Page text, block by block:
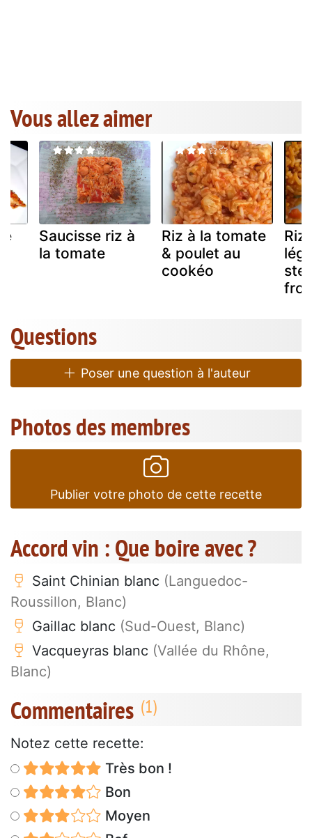
Vous allez aimer
Saucisse riz à
la tomate
Riz à la tomate
& poulet au
cookéo
Riz
Questions
Poser une question à l'auteur
Photos des membres
Publier votre photo de cette recette
Accord vin : Que boire avec ?
Saint Chinian blanc (Languedoc-
Roussillon, Blanc)
Gaillac blanc (Sud-Ouest, Blanc)
Vacqueyras blanc (Vallée du Rhône,
Blanc)
Commentaires
Notez cette recette:
Très bon !
Bon
Moyen